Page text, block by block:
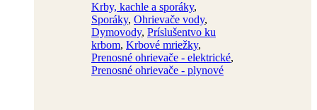
Krby, kachle a sporáky,
Sporáky, Ohrievače vody,
Dymovody, Príslušentvo ku
krbom, Krbové mriežky,
Prenosné ohrievače - elektrické,
Prenosné ohrievače - plynové